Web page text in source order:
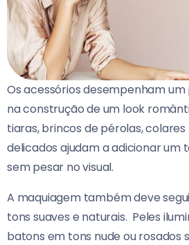
Os acessórios desempenham
na construção de um look
tiaras, brincos de pérolas, colares
delicados ajudam a adicionar um
sem pesar no visual.
A maquiagem também deve
tons suaves e naturais. Peles
batons em tons nude ou rosados